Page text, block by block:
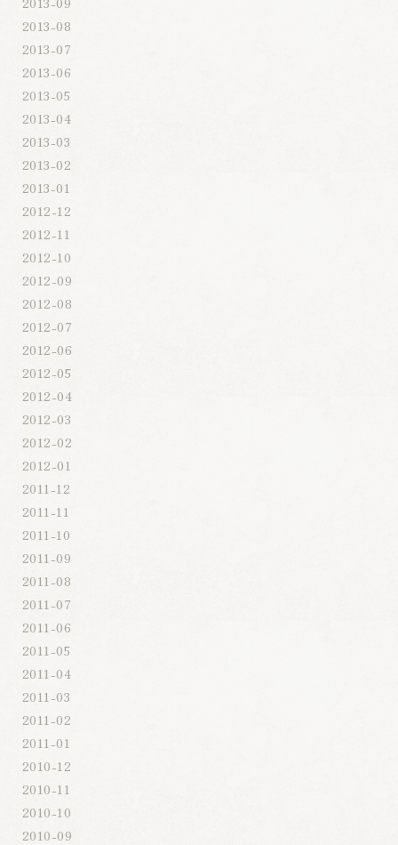
2013-08
2013-07
2013-06
2013-05
2013-04
2013-03
2013-02
2013-01
2012-12
2012-11
2012-10
2012-09
2012-08
2012-07
2012-06
2012-05
2012-04
2012-03
2012-02
2012-01
2011-12
2011-11
2011-10
2011-09
2011-08
2011-07
2011-06
2011-05
2011-04
2011-03
2011-02
2011-01
2010-12
2010-11
2010-10
2010-09